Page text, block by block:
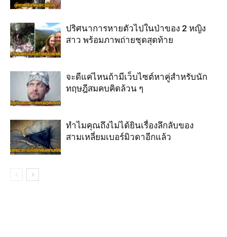
ปริศนาการหายตัวไปในป่าของ 2 หญิง
สาว พร้อมภาพถ่ายชุดสุดท้าย
จะดีแค่ไหนถ้ามีเว็บไซต์หาคู่สำหรับนัก
ทฤษฎีสมคบคิดล้วน ๆ
ทำไมคุณถึงไม่ได้ยินเรื่องลึกลับของ
สามเหลี่ยมเบอร์มิวดาอีกแล้ว